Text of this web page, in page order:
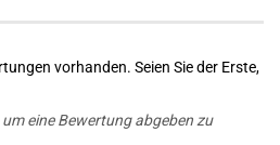
vorhanden. Seien Sie der Erste,
eine Bewertung abgeben zu